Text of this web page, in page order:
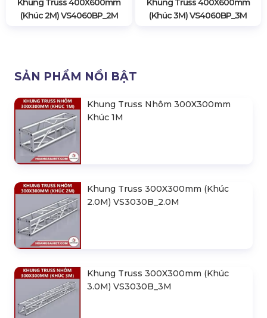
Khung Truss 400X600mm
(Khúc 2M) VS4060BP_2M
Khung Truss 400X600mm
(Khúc 3M) VS4060BP_3M
SẢN PHẨM NỔI BẬT
Khung Truss Nhôm 300X300mm
Khúc 1M
Khung Truss 300X300mm (Khúc
2.0M) VS3030B_2.0M
Khung Truss 300X300mm (Khúc
3.0M) VS3030B_3M